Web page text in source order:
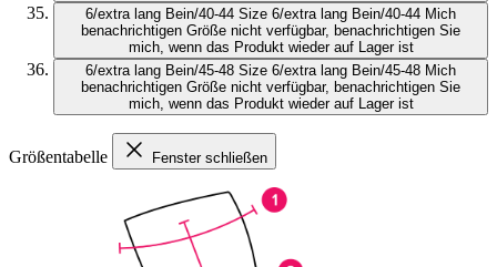
6/extra lang Bein/40-44 Size 6/extra lang Bein/40-44 Mich
benachrichtigen Größe nicht verfügbar, benachrichtigen Sie
mich, wenn das Produkt wieder auf Lager ist
6/extra lang Bein/45-48 Size 6/extra lang Bein/45-48 Mich
benachrichtigen Größe nicht verfügbar, benachrichtigen Sie
mich, wenn das Produkt wieder auf Lager ist
Größentabelle Fenster schließen